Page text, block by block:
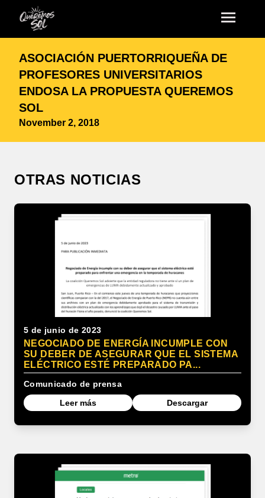
ASOCIACIÓN PUERTORRIQUEÑA DE
PROFESORES UNIVERSITARIOS
ENDOSA LA PROPUESTA QUEREMOS
SOL
November 2, 2018
OTRAS NOTICIAS
5 de junio de 2023
NEGOCIADO DE ENERGÍA INCUMPLE CON
SU DEBER DE ASEGURAR QUE EL SISTEMA
ELÉCTRICO ESTÉ PREPARADO PA...
Comunicado de prensa
Leer más
Descargar